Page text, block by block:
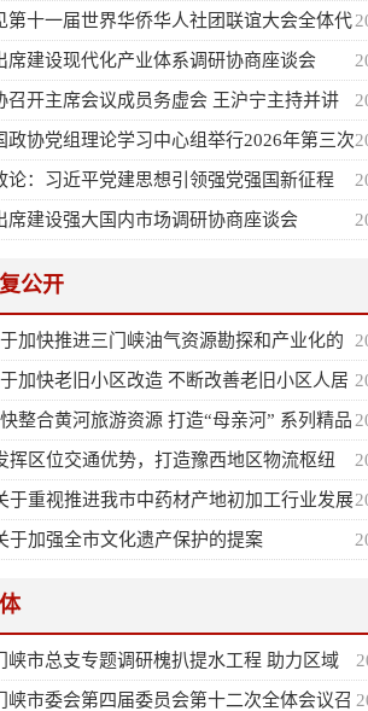
展新篇章
发与会人士热烈反响
第十一届世界华侨华人社团联谊大会全体代
席建设现代化产业体系调研协商座谈会
召开主席会议成员务虚会 王沪宁主持并讲
政协党组理论学习中心组举行2026年第三次
学习贯彻习近平总书记在庆祝中国共产党成
重要讲话精神和习近平党建思想 王沪宁主持
论：习近平党建思想引领强党强国新征程
国共产党成立105周年之际
席建设强大国内市场调研协商座谈会
公开
加快推进三门峡油气资源勘探和产业化的
加快老旧小区改造 不断改善老旧小区人居
案整合黄河旅游资源 打造“母亲河” 系列精品
挥区位交通优势，打造豫西地区物流枢纽
于重视推进我市中药材产地初加工行业发展
议
于加强全市文化遗产保护的提案
峡市总支专题调研槐扒提水工程 助力区域
化配置与可持续发展
峡市委会第四届委员会第十二次全体会议召